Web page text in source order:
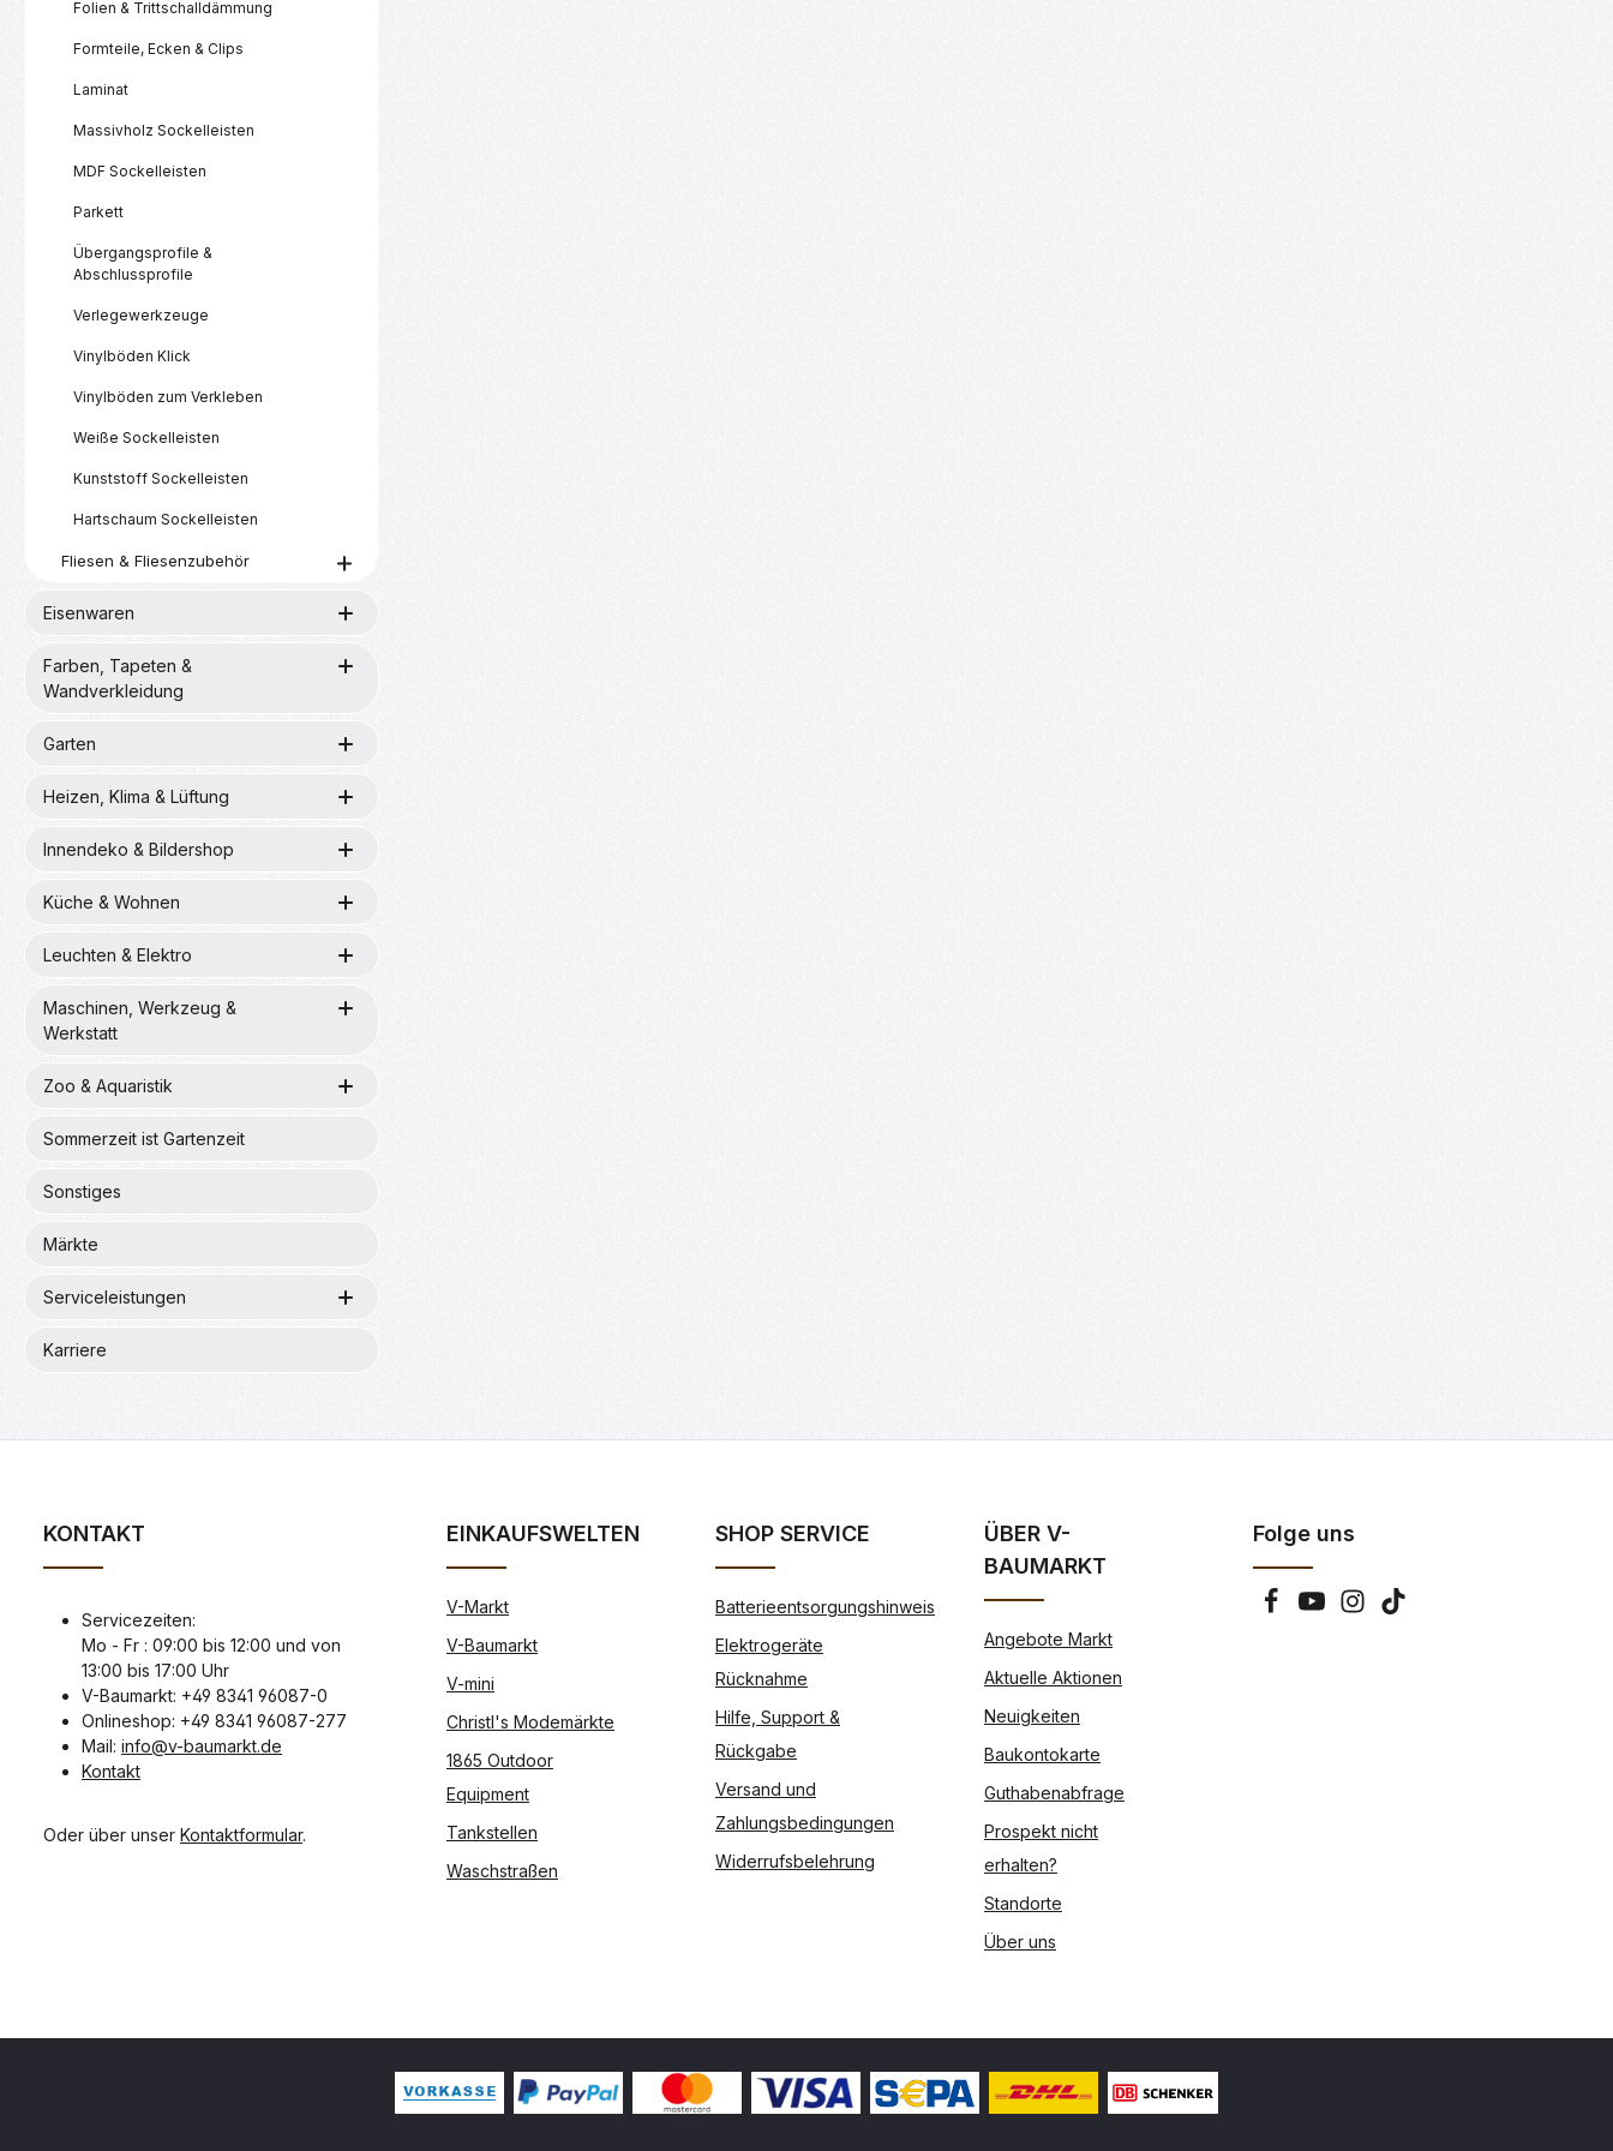
Folien & Trittschalldämmung
Formteile, Ecken & Clips
Laminat
Massivholz Sockelleisten
MDF Sockelleisten
Parkett
Übergangsprofile &
Abschlussprofile
Verlegewerkzeuge
Vinylböden Klick
Vinylböden zum Verkleben
Weiße Sockelleisten
Kunststoff Sockelleisten
Hartschaum Sockelleisten
Fliesen & Fliesenzubehör
Eisenwaren
Farben, Tapeten &
Wandverkleidung
Garten
Heizen, Klima & Lüftung
Innendeko & Bildershop
Küche & Wohnen
Leuchten & Elektro
Maschinen, Werkzeug &
Werkstatt
Zoo & Aquaristik
Sommerzeit ist Gartenzeit
Sonstiges
Märkte
Serviceleistungen
Karriere
KONTAKT
Servicezeiten:
Mo - Fr : 09:00 bis 12:00 und von
13:00 bis 17:00 Uhr
V-Baumarkt: +49 8341 96087-0
Onlineshop: +49 8341 96087-277
Mail: info@v-baumarkt.de
Kontakt
Oder über unser Kontaktformular.
EINKAUFSWELTEN
V-Markt
V-Baumarkt
V-mini
Christl's Modemärkte
1865 Outdoor
Equipment
Tankstellen
Waschstraßen
SHOP SERVICE
Batterieentsorgungshinweis
Elektrogeräte
Rücknahme
Hilfe, Support &
Rückgabe
Versand und
Zahlungsbedingungen
Widerrufsbelehrung
ÜBER V-
BAUMARKT
Angebote Markt
Aktuelle Aktionen
Neuigkeiten
Baukontokarte
Guthabenabfrage
Prospekt nicht
erhalten?
Standorte
Über uns
Folge uns